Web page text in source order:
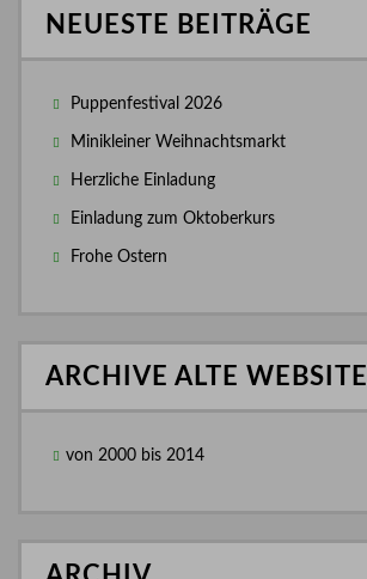
NEUESTE BEITRÄGE
Puppenfestival 2026
Minikleiner Weihnachtsmarkt
Herzliche Einladung
Einladung zum Oktoberkurs
Frohe Ostern
ARCHIVE ALTE WEBSITE
von 2000 bis 2014